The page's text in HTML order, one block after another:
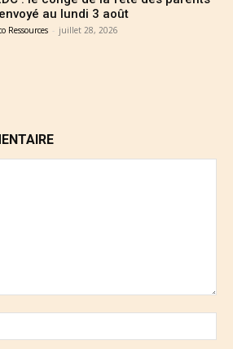
au lundi 3 août
Ressources - juillet 28, 2026
:*